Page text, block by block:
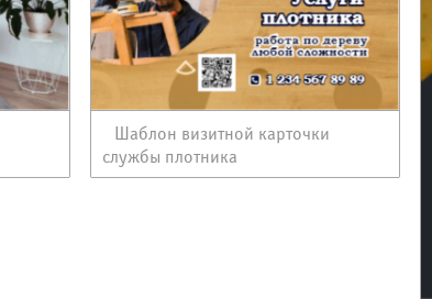
Шаблон визитной карточки
службы плотника